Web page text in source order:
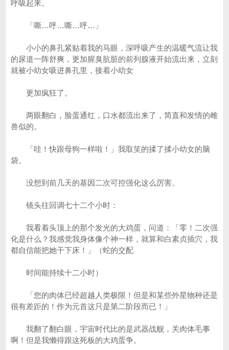
呼吸起来。
「嘶…呼…嘶…呼…」
小小的鼻孔紧贴着我的马眼，深呼吸产生的温暖气流让我
的尿道一阵舒爽，更加腥臭肮脏的前列腺液开始流出来，立刻
就被小幼女吸进鼻孔里，接着小幼女
更加疯狂了。
两眼翻白，脸蛋通红，口水都流出来了，简直和发情的雌
兽似的。
「哇！快跟母狗一样啦！」我取笑的揉了揉小幼女的脑
袋。
没想到前几天的基因二次可控强化这么厉害。
镜头往回调七十二个小时：
我看着头顶上的那个发光的大鸡蛋，问道：「零！二次强
化是什么？我感觉我身体像个神一样，就算和白素贞插穴，我
都自信能把她干下床！」（蛇的交配
时间能持续十二小时）
「您的肉体已经超越人类极限！但是和某些外星物种还是
很有差距的！作为元首这只是第二阶段而已！」
我翻了翻白眼，宇宙时代比的是武器战舰，关肉体毛事
啊！但是我懒得跟这死板的大鸡蛋争。